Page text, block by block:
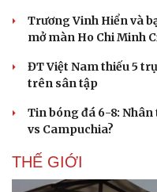
Trương Vinh Hiển và
mở màn Ho Chi Minh
ĐT Việt Nam thiếu 5
trên sân tập
Tin bóng đá 6-8: Nhân
vs Campuchia?
THẾ GIỚI